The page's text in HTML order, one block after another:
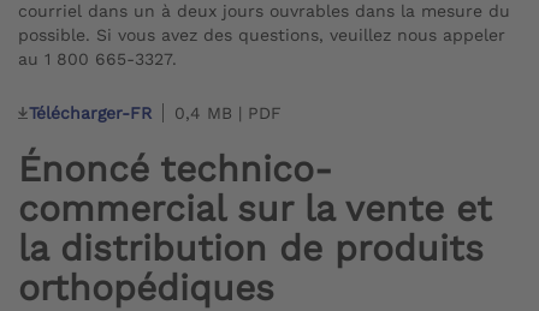
courriel dans un à deux jours ouvrables dans la mesure du
possible. Si vous avez des questions, veuillez nous appeler
au 1 800 665-3327.
Télécharger-FR 0,4 MB | PDF
Énoncé technico-
commercial sur la vente et
la distribution de produits
orthopédiques